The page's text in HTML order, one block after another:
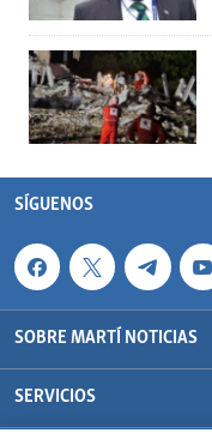
SÍGUENOS
SOBRE MARTÍ NOTICIAS
SERVICIOS